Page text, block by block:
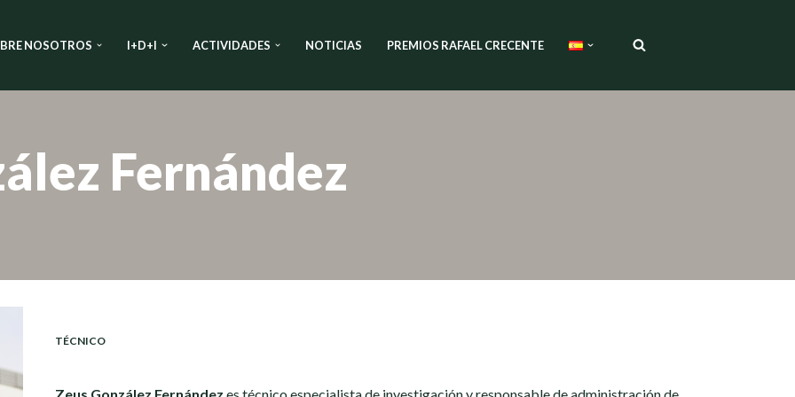
NOSOTROS I+D+I ACTIVIDADES NOTICIAS PREMIOS RAFAEL CRECENTE
Fernández
TÉCNICO
Zeus González Fernández es técnico especialista de investigación y responsable de administración de